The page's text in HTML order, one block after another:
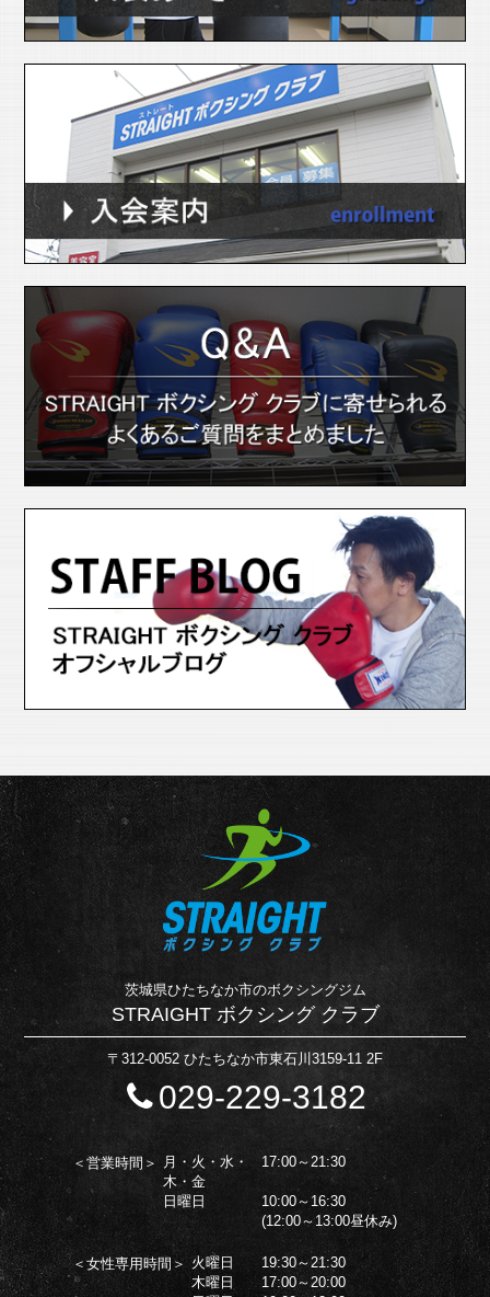
茨城県ひたちなか市のボクシングジム
STRAIGHT ボクシング クラブ
〒312-0052 ひたちなか市東石川3159-11 2F
029-229-3182
＜営業時間＞
月・火・水・
木・金
17:00～21:30
日曜日
10:00～16:30
(12:00～13:00昼休み)
＜女性専用時間＞ 火曜日
19:30～21:30
木曜日
17:00～20:00